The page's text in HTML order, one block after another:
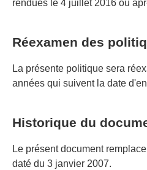
rendues le 4 juillet 2016 ou
Réexamen des
La présente politique sera
années qui suivent la date
Historique du
Le présent document
daté du 3 janvier 2007.